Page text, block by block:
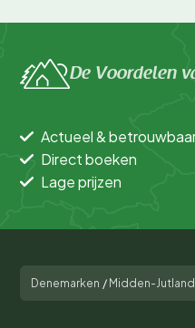
De Voordelen
Actueel &
Direct boeken
Lage prijzen
Denemarken / Midden-Jutland